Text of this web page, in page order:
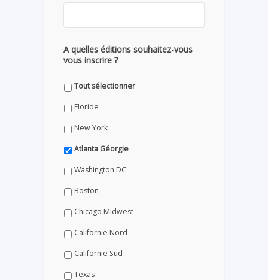
A quelles éditions souhaitez-vous
vous inscrire ?
Tout sélectionner
Floride
New York
Atlanta Géorgie
Washington DC
Boston
Chicago Midwest
Californie Nord
Californie Sud
Texas